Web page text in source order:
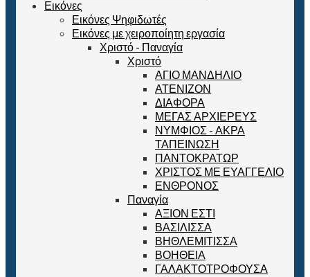
Εικόνες
Εικόνες Ψηφιδωτές
Εικόνες με χειροποίητη εργασία
Χριστό - Παναγία
Χριστό
ΑΓΙΟ ΜΑΝΔΗΛΙΟ
ΑΤΕΝΙΖΟΝ
ΔΙΑΦΟΡΑ
ΜΕΓΑΣ ΑΡΧΙΕΡΕΥΣ
ΝΥΜΦΙΟΣ - ΑΚΡΑ
ΤΑΠΕΙΝΩΣΗ
ΠΑΝΤΟΚΡΑΤΩΡ
ΧΡΙΣΤΟΣ ΜΕ ΕΥΑΓΓΕΛΙΟ
ΕΝΘΡΟΝΟΣ
Παναγία
ΑΞΙΟΝ ΕΣΤΙ
ΒΑΣΙΛΙΣΣΑ
ΒΗΘΛΕΜΙΤΙΣΣΑ
ΒΟΗΘΕΙΑ
ΓΑΛΑΚΤΟΤΡΟΦΟΥΣΑ